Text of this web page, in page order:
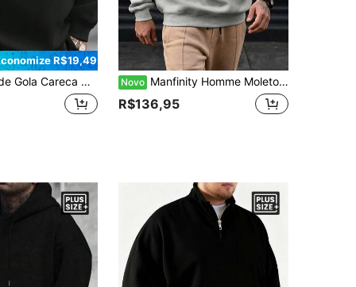
R$19,49
de Inverno/Outono Plus Size para Homens Novo Manfinity Homme Moletom Masculino Plus Size com Gola Redonda, Estampa Minimalista de Linha & Slogan de Letra, Tecido de Moletom, Moletom Masculino Plus Size Outono/Inverno, Básico Minimalista Versátil, Moletom Cinza, Adequado para Passeios, Deslocamento, Fotografia de Rua, Casa, Viagem, Uso Diário, Etc.
R$136,95